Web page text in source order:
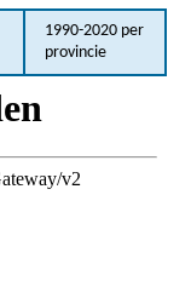
1990-2020 per
provincie